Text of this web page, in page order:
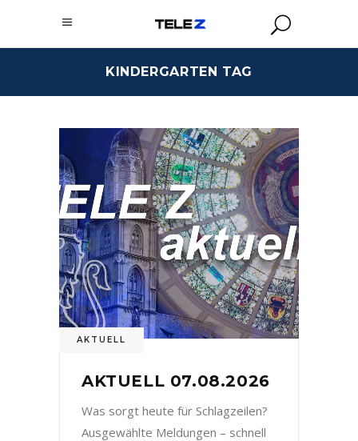
KINDERGARTEN TAG
AKTUELL
AKTUELL 07.08.2026
Was sorgt heute für Schlagzeilen?
Ausgewählte Meldungen – schnell